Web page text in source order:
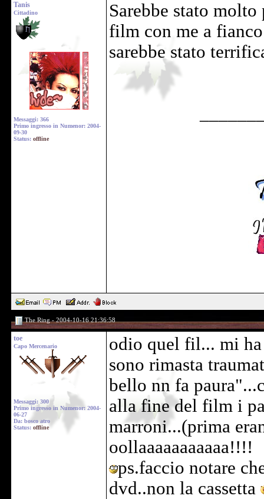
Tanis
Cittadino
Messaggi: 366
Primo ingresso in Numenor: 2004-
09-30
Status: offline
Sarebbe stato
film con me a
sarebbe stato
The Ring - 2004-10-16 21:36:58
toe
Capo Mercenario
Messaggi: 300
Primo ingresso in Numenor: 2004-
06-27
Da: bosco atro
Status: offline
odio quel fil... mi
sono rimasta
bello nn fa
alla fine del film i
marroni...(prima
oollaaaaaaaaaaa!!!!
ps.faccio notare
dvd..non la cassetta